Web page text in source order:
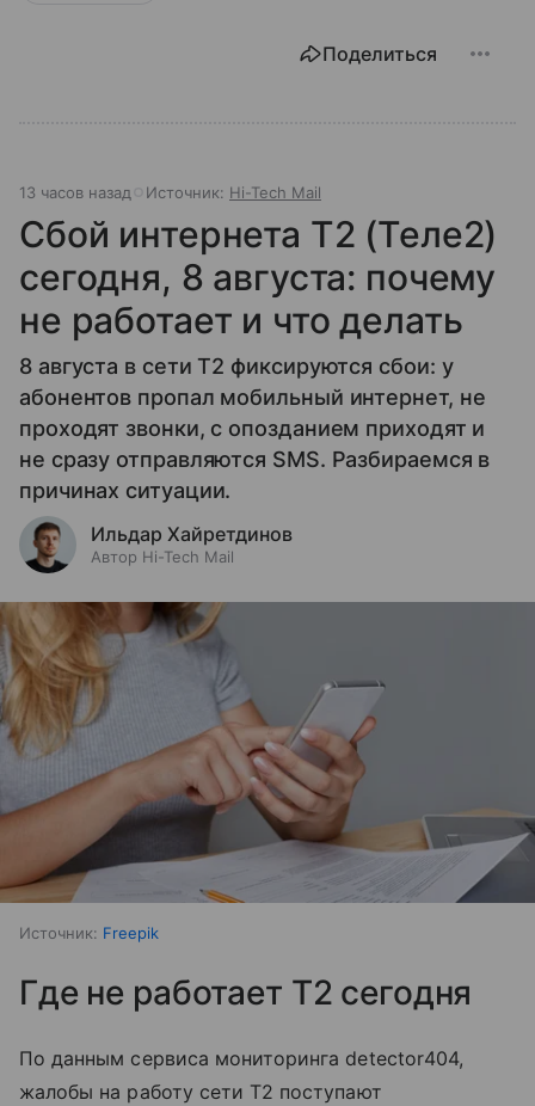
Поделиться
13 часов назад Источник: Hi-Tech Mail
Сбой интернета T2 (Теле2)
сегодня, 8 августа: почему
не работает и что делать
8 августа в сети T2 фиксируются сбои: у
абонентов пропал мобильный интернет, не
проходят звонки, с опозданием приходят и
не сразу отправляются SMS. Разбираемся в
причинах ситуации.
Ильдар Хайретдинов
Автор Hi-Tech Mail
Источник: Freepik
Где не работает T2 сегодня
По данным сервиса мониторинга detector404,
жалобы на работу сети T2 поступают